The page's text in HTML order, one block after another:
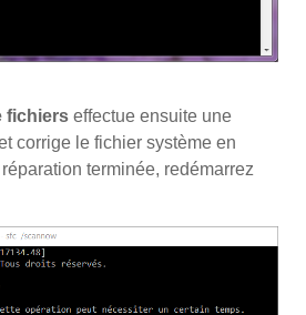
fichiers effectue ensuite une
corrige le fichier système en
terminée, redémarrez